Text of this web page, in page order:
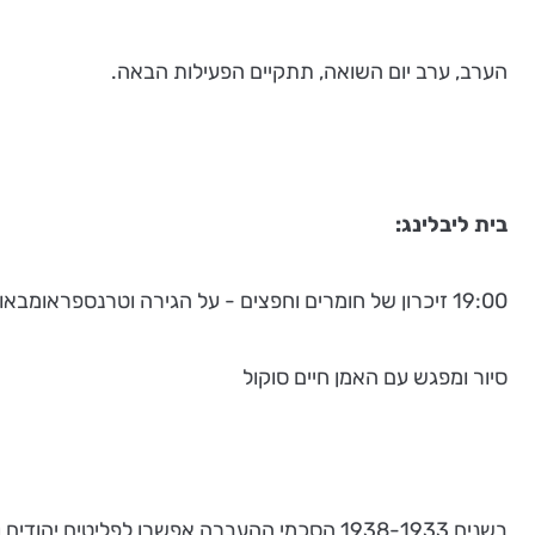
הערב, ערב יום השואה, תתקיים הפעילות הבאה.
בית ליבלינג:
19:00 זיכרון של חומרים וחפצים - על הגירה וטרנספראומבאו
סיור ומפגש עם האמן חיים סוקול